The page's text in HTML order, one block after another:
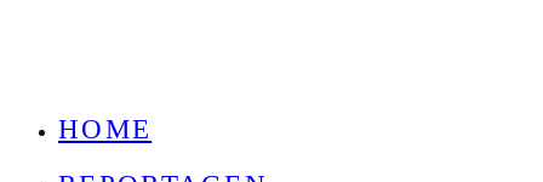
HOME